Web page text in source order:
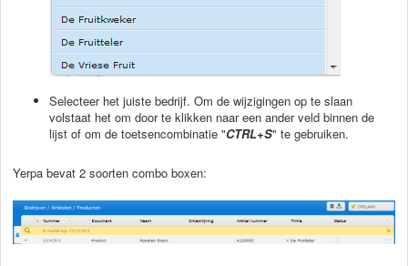
Selecteer het juiste bedrijf. Om de wijzigingen op te slaan
volstaat het om door te klikken naar een ander veld binnen de
lijst of om de toetsencombinatie "CTRL+S" te gebruiken.
Yerpa bevat 2 soorten combo boxen: